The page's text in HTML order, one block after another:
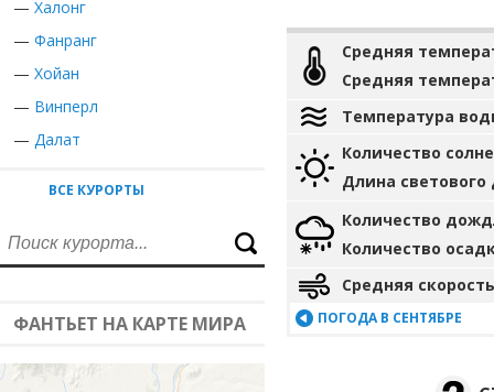
— Халонг
— Фанранг
— Хойан
— Винперл
— Далат
ВСЕ КУРОРТЫ
ФАНТЬЕТ НА КАРТЕ МИРА
Средняя
Средняя
Температура
Количество
Длина светового
Количество
Количество
Средняя
ПОГОДА В СЕНТЯБРЕ